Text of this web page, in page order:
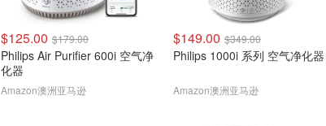
$125.00 $179.00
Philips Air Purifier 600i 空气净
化器
Amazon澳洲亚马逊
$149.00 $349.00
Philips 1000i 系列 空气净化器
Amazon澳洲亚马逊